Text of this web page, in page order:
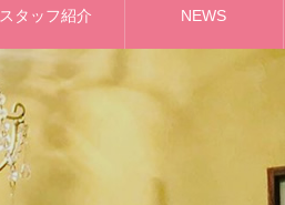
スタッフ紹介 NEWS